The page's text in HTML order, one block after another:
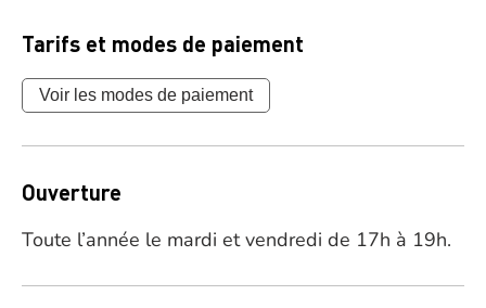
Tarifs et modes de paiement
Voir les modes de paiement
Ouverture
Toute l’année le mardi et vendredi de 17h à 19h.